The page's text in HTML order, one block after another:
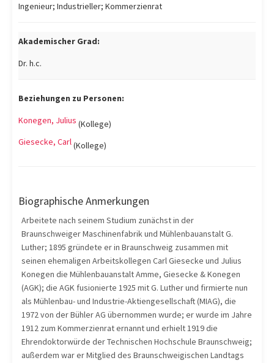
Ingenieur; Industrieller; Kommerzienrat
Akademischer Grad:
Dr. h.c.
Beziehungen zu Personen:
Konegen, Julius (Kollege)
Giesecke, Carl(Kollege)
Biographische Anmerkungen
Arbeitete nach seinem Studium zunächst in der
Braunschweiger Maschinenfabrik und Mühlenbauanstalt G.
Luther; 1895 gründete er in Braunschweig zusammen mit
seinen ehemaligen Arbeitskollegen Carl Giesecke und Julius
Konegen die Mühlenbauanstalt Amme, Giesecke & Konegen
(AGK); die AGK fusionierte 1925 mit G. Luther und firmierte nun
als Mühlenbau- und Industrie-Aktiengesellschaft (MIAG), die
1972 von der Bühler AG übernommen wurde; er wurde im Jahre
1912 zum Kommerzienrat ernannt und erhielt 1919 die
Ehrendoktorwürde der Technischen Hochschule Braunschweig;
außerdem war er Mitglied des Braunschweigischen Landtags